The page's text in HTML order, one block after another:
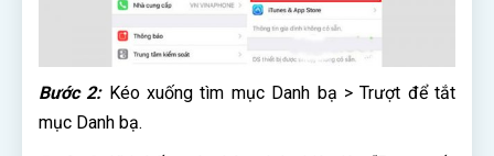
Bước 2:Kéo xuống tìm mục Danh bạ > Trượt để tắt
mục Danh bạ.